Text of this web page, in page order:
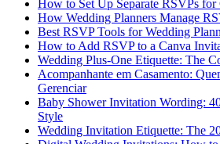
How to Set Up Separate RSVPs
How Wedding Planners Manage
Best RSVP Tools for Wedding
How to Add RSVP to a Canva
Wedding Plus-One Etiquette: The
Acompanhante em Casamento:
Gerenciar
Baby Shower Invitation Wording:
Style
Wedding Invitation Etiquette: The